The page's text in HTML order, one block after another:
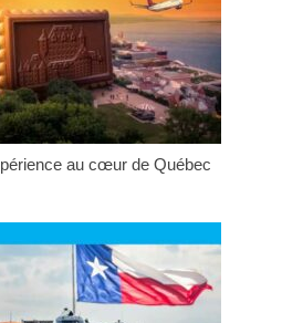
au cœur de Québec